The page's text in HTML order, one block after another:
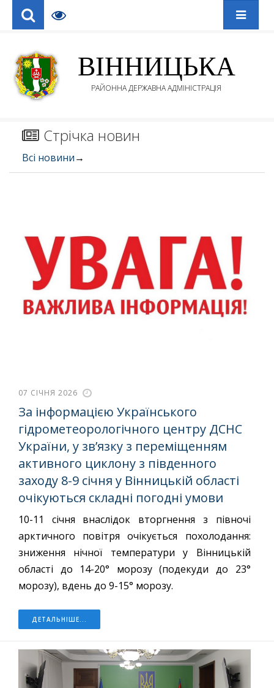
ВІННИЦЬКА
РАЙОННА ДЕРЖАВНА АДМІНІСТРАЦІЯ
Стрічка новин
Всі новини→
07 СІЧНЯ 2026
За інформацією Українського
гідрометеорологічного центру ДСНС
України, у зв’язку з переміщенням
активного циклону з південного
заходу 8-9 січня у Вінницькій області
очікуються складні погодні умови
10-11 січня внаслідок вторгнення з півночі
арктичного повітря очікується похолодання:
зниження нічної температури у Вінницькій
області до 14-20° морозу (подекуди до 23°
морозу), вдень до 9-15° морозу.
ДЕТАЛЬНІШЕ...